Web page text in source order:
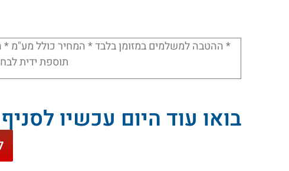
* ההטבה למשלמים במזומן בלבד * המחיר כולל מע"מ *
תוספת ידית לבחירה החל מ-37 ₪ לתשלום
בואו עוד היום עכשיו